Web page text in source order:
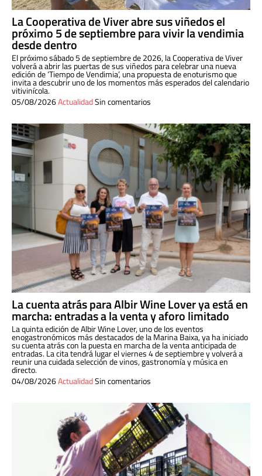
La Cooperativa de Viver abre sus viñedos el
próximo 5 de septiembre para vivir la vendimia
desde dentro
El próximo sábado 5 de septiembre de 2026, la Cooperativa de Viver
volverá a abrir las puertas de sus viñedos para celebrar una nueva
edición de ‘Tiempo de Vendimia’, una propuesta de enoturismo que
invita a descubrir uno de los momentos más esperados del calendario
vitivinícola.
05/08/2026ActualidadSin comentarios
La cuenta atrás para Albir Wine Lover ya está en
marcha: entradas a la venta y aforo limitado
La quinta edición de Albir Wine Lover, uno de los eventos
enogastronómicos más destacados de la Marina Baixa, ya ha iniciado
su cuenta atrás con la puesta en marcha de la venta anticipada de
entradas. La cita tendrá lugar el viernes 4 de septiembre y volverá a
reunir una cuidada selección de vinos, gastronomía y música en
directo.
04/08/2026ActualidadSin comentarios